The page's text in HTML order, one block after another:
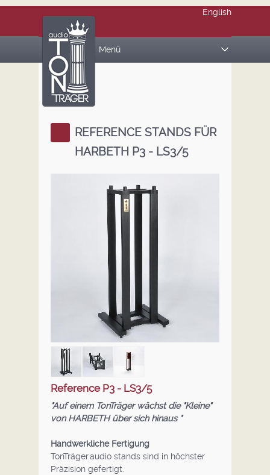
English
Menü
AUDIO BOARDS
MAGIC CUBES
ÜBER UNS
REFERENZEN
DOWNLOADS
REFERENCE STANDS FÜR
HARBETH P3 - LS3/5
Reference P3 - LS3/5
Auf einem TonTräger wächst die "Kleine"
von HARBETH über sich hinaus "
Handwerkliche Fertigung
TonTräger.audio stands sind in höchster
Präzision gefertigt.